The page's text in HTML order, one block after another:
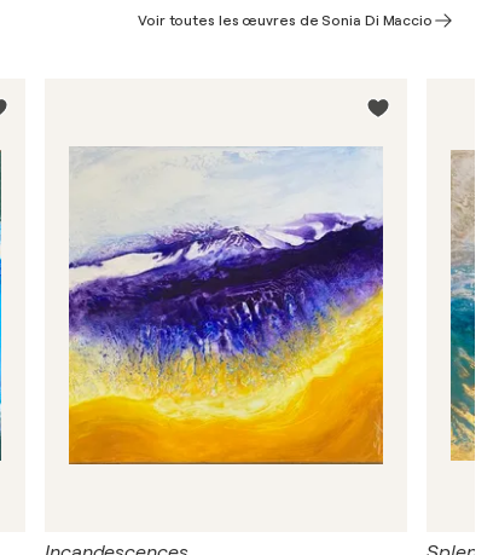
Voir toutes les œuvres de Sonia Di Maccio